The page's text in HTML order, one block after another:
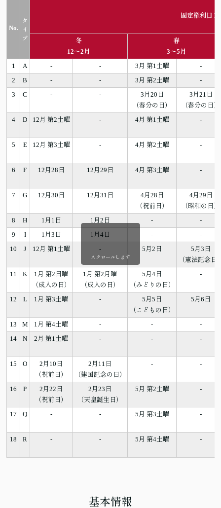
No.
タ
イ
プ
固定権利日
冬
12〜2月
春
3〜5月
1
A - - 3月 第1土曜
-
2
B - - 3月 第2土曜
-
3
C - -
3月20日
（春分の日）
3月21日
（春分の日）
4
D 12月 第2土曜 - 4月 第1土曜 -
5 E 12月 第3土曜 - 4月 第2土曜 -
6 F 12月28日 12月29日 4月 第3土曜 -
7 G 12月30日 12月31日
4月28日
（祝前日）
4月29日
（昭和の日）
8
H 1月1日 1月2日 -
-
9
I 1月3日 1月4日 -
-
10
J 12月 第1土曜 - 5月2日
5月3日
（憲法記念日
11
K
1月 第2日曜
（成人の日）
1月 第2月曜
（成人の日）
5月4日
（みどりの日）
-
12 L 1月 第3土曜 -
5月5日
（こどもの日）
5月6日
13 M 1月 第4土曜 - -
-
14
N 2月 第1土曜 - - -
15 O
2月10日
（祝前日）
2月11日
（建国記念の日）
- -
16 P
2月22日
（祝前日）
2月23日
（天皇誕生日）
5月 第2土曜 -
17 Q - - 5月 第3土曜 -
18 R - - 5月 第4土曜 -
スクロールします
基本情報